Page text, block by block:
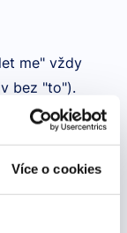
Více o cookies
me" vždy
bez "to").
jako jsou